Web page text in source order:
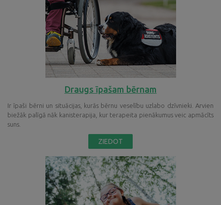
Draugs īpašam bērnam
Ir īpaši bērni un situācijas, kurās bērnu veselību uzlabo dzīvnieki. Arvien
biežāk palīgā nāk kanisterapija, kur terapeita pienākumus veic apmācīts
suns.
ZIEDOT